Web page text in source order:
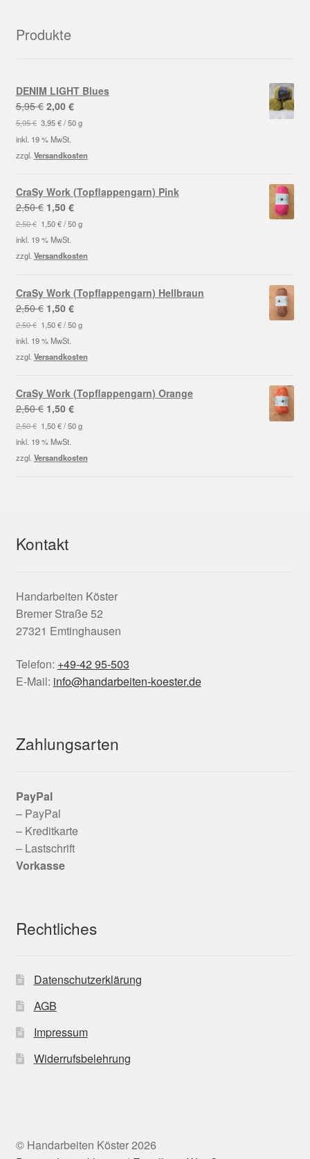
Produkte
DENIM LIGHT Blues
5,95€ Ursprünglicher
Preis
war:
5,95 €
2,00 €Aktueller
Preis
2,00 €.
5,95€ 3,95€/50 g
inkl. 19 % MwSt.
zzgl. Versandkosten
CraSy Work (Topflappengarn) Pink
2,50€ Ursprünglicher
Preis
war:
2,50 €
1,50 €Aktueller
Preis
1,50 €.
2,50€ 1,50€/50 g
inkl. 19 % MwSt.
zzgl. Versandkosten
CraSy Work (Topflappengarn) Hellbraun
2,50€ Ursprünglicher
Preis
war:
2,50 €
1,50 €Aktueller
Preis
1,50 €.
2,50€ 1,50€/50 g
inkl. 19 % MwSt.
zzgl. Versandkosten
CraSy Work (Topflappengarn) Orange
2,50€ Ursprünglicher
Preis
war:
2,50 €
1,50 €Aktueller
Preis
1,50 €.
2,50€ 1,50€/50 g
inkl. 19 % MwSt.
zzgl. Versandkosten
Kontakt
Handarbeiten Köster
Bremer Straße 52
27321 Emtinghausen
Telefon: +49-42 95-503
E-Mail: info@handarbeiten-koester.de
Zahlungsarten
PayPal
– PayPal
– Kreditkarte
– Lastschrift
Vorkasse
Rechtliches
Datenschutzerklärung
AGB
Impressum
Widerrufsbelehrung
© Handarbeiten Köster 2026